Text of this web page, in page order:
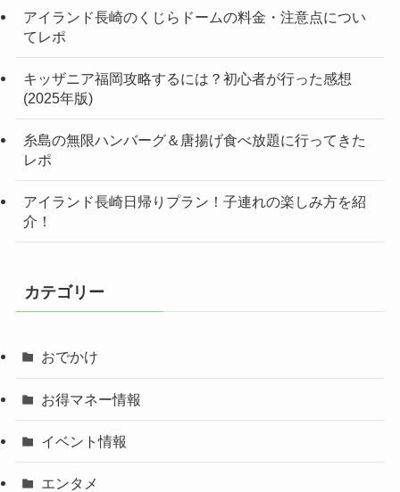
アイランド長崎のくじらドームの料金・注意点につい
てレポ
キッザニア福岡攻略するには？初心者が行った感想
(2025年版)
糸島の無限ハンバーグ＆唐揚げ食べ放題に行ってきた
レポ
アイランド長崎日帰りプラン！子連れの楽しみ方を紹
介！
カテゴリー
おでかけ
お得マネー情報
イベント情報
エンタメ